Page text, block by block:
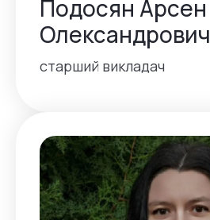
Подосян Арсен
Олександрович
старший викладач